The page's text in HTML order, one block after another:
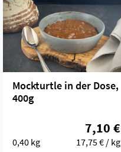
Mockturtle in der Dose,
400g
0,40 kg
7,10 €
17,75 €/ kg